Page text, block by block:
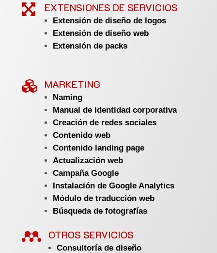
 EXTENSIONES DE SERVICIOS
Extensión de diseño de logos
Extensión de diseño web
Extensión de packs
 MARKETING
Naming
Manual de identidad corporativa
Creación de redes sociales
Contenido web
Contenido landing page
Actualización web
Campaña Google
Instalación de Google Analytics
Módulo de traducción web
Búsqueda de fotografías
 OTROS SERVICIOS
Consultoría de diseño